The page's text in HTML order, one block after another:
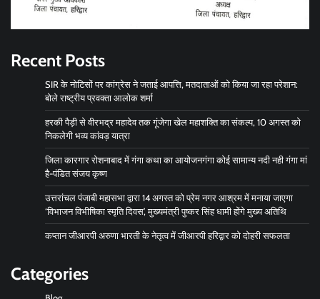
Recent Posts
SIR के नोटिसों पर कांग्रेस ने जताई आपत्ति, मतदाताओं को किया जा रहा परेशान:
बोले राष्ट्रीय प्रवक्ता आलोक शर्मा
हरकी पैड़ी से वीरभद्र महादेव तक गूंजेगा खेल महाशक्ति का संकल्प, 10 अगस्त को
निकलेगी भव्य कांवड़ यात्रा
जिला कारगार रोशनाबाद में गंगा कथा का आयोजनगंगा कोई सामान्य नदी नही गंगा मां
है-पंडित संजय कृष्ण
उत्तरांचल पंजाबी महासभा द्वारा 14 अगस्त को प्रेम नगर आश्रम में मनाया जाएगा
‘विभाजन विभीषिका स्मृति दिवस’, मुख्यमंत्री पुष्कर सिंह धामी होंगे मुख्य अतिथि
कप्तान जीआरपी अरुणा भारती के नेतृत्व में जीआरपी हरिद्वार को दोहरी सफलता
Categories